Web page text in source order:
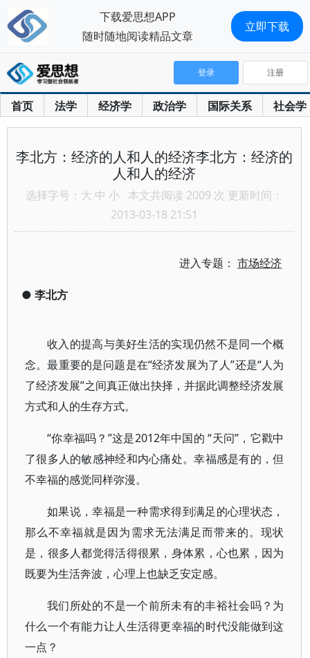
首页 法学 经济学 政治学 国际关系 社会学
登录 注册
李北方：经济的人和人的经济李北方：经济的
人和人的经济
选择字号： 大 中 小 本文共阅读 2009 次 更新时间：
2013-03-18 21:51
进入专题：市场经济
● 李北方
收入的提高与美好生活的实现仍然不是同一个概
念。最重要的是问题是在“经济发展为了人”还是“人为
了经济发展”之间真正做出抉择，并据此调整经济发展
方式和人的生存方式。
“你幸福吗？”这是2012年中国的 “天问”，它戳中
了很多人的敏感神经和内心痛处。幸福感是有的，但
不幸福的感觉同样弥漫。
如果说，幸福是一种需求得到满足的心理状态，
那么不幸福就是因为需求无法满足而带来的。现状
是，很多人都觉得活得很累，身体累，心也累，因为
既要为生活奔波，心理上也缺乏安定感。
我们所处的不是一个前所未有的丰裕社会吗？为
什么一个有能力让人生活得更幸福的时代没能做到这
一点？
下载爱思想APP
随时随地阅读精品文章
立即下载